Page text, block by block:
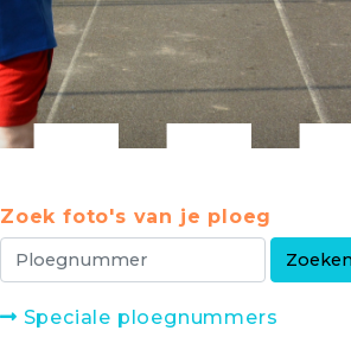
Zoek foto's van je ploeg
Speciale ploegnummers